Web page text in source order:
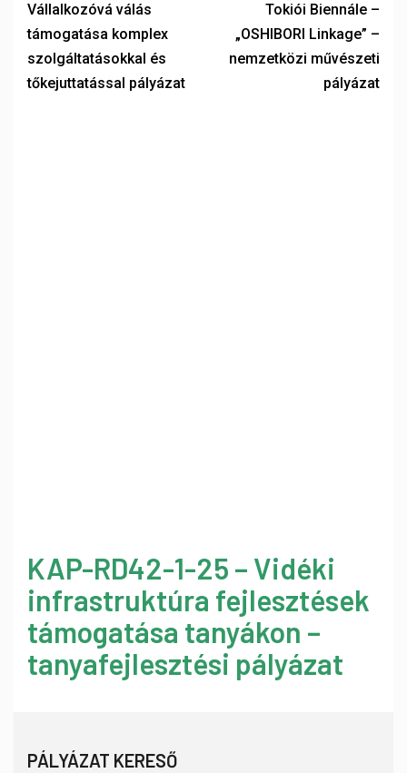
Vállalkozóvá válás
támogatása komplex
szolgáltatásokkal és
tőkejuttatással pályázat
Tokiói Biennále –
„OSHIBORI Linkage” –
nemzetközi művészeti
pályázat
KAP-RD42-1-25 – Vidéki
infrastruktúra fejlesztések
támogatása tanyákon –
tanyafejlesztési pályázat
PÁLYÁZAT KERESŐ